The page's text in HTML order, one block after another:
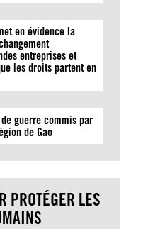
en évidence la
entreprises et
les droits partent en
guerre commis par
de Gao
PROTÉGER LES